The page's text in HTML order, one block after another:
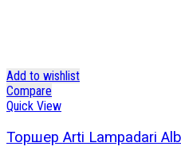
Add to wishlist
Compare
Quick View
Торшер Arti Lampadari